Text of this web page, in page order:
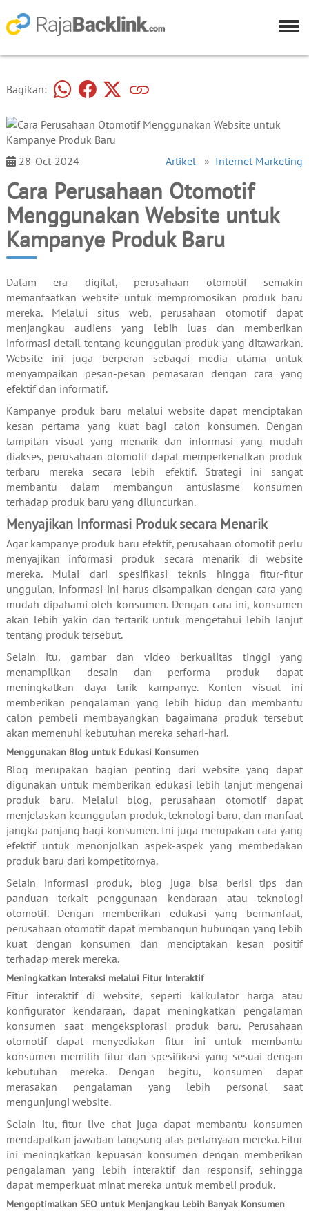
Bagikan:
28-Oct-2024 Artikel » Internet Marketing
Cara Perusahaan Otomotif
Menggunakan Website untuk
Kampanye Produk Baru
Dalam era digital, perusahaan otomotif semakin
memanfaatkan website untuk mempromosikan produk baru
mereka. Melalui situs web, perusahaan otomotif dapat
menjangkau audiens yang lebih luas dan memberikan
informasi detail tentang keunggulan produk yang ditawarkan.
Website ini juga berperan sebagai media utama untuk
menyampaikan pesan-pesan pemasaran dengan cara yang
efektif dan informatif.
Kampanye produk baru melalui website dapat menciptakan
kesan pertama yang kuat bagi calon konsumen. Dengan
tampilan visual yang menarik dan informasi yang mudah
diakses, perusahaan otomotif dapat memperkenalkan produk
terbaru mereka secara lebih efektif. Strategi ini sangat
membantu dalam membangun antusiasme konsumen
terhadap produk baru yang diluncurkan.
Menyajikan Informasi Produk secara Menarik
Agar kampanye produk baru efektif, perusahaan otomotif perlu
menyajikan informasi produk secara menarik di website
mereka. Mulai dari spesifikasi teknis hingga fitur-fitur
unggulan, informasi ini harus disampaikan dengan cara yang
mudah dipahami oleh konsumen. Dengan cara ini, konsumen
akan lebih yakin dan tertarik untuk mengetahui lebih lanjut
tentang produk tersebut.
Selain itu, gambar dan video berkualitas tinggi yang
menampilkan desain dan performa produk dapat
meningkatkan daya tarik kampanye. Konten visual ini
memberikan pengalaman yang lebih hidup dan membantu
calon pembeli membayangkan bagaimana produk tersebut
akan memenuhi kebutuhan mereka sehari-hari.
Menggunakan Blog untuk Edukasi Konsumen
Blog merupakan bagian penting dari website yang dapat
digunakan untuk memberikan edukasi lebih lanjut mengenai
produk baru. Melalui blog, perusahaan otomotif dapat
menjelaskan keunggulan produk, teknologi baru, dan manfaat
jangka panjang bagi konsumen. Ini juga merupakan cara yang
efektif untuk menonjolkan aspek-aspek yang membedakan
produk baru dari kompetitornya.
Selain informasi produk, blog juga bisa berisi tips dan
panduan terkait penggunaan kendaraan atau teknologi
otomotif. Dengan memberikan edukasi yang bermanfaat,
perusahaan otomotif dapat membangun hubungan yang lebih
kuat dengan konsumen dan menciptakan kesan positif
terhadap merek mereka.
Meningkatkan Interaksi melalui Fitur Interaktif
Fitur interaktif di website, seperti kalkulator harga atau
konfigurator kendaraan, dapat meningkatkan pengalaman
konsumen saat mengeksplorasi produk baru. Perusahaan
otomotif dapat menyediakan fitur ini untuk membantu
konsumen memilih fitur dan spesifikasi yang sesuai dengan
kebutuhan mereka. Dengan begitu, konsumen dapat
merasakan pengalaman yang lebih personal saat
mengunjungi website.
Selain itu, fitur live chat juga dapat membantu konsumen
mendapatkan jawaban langsung atas pertanyaan mereka. Fitur
ini meningkatkan kepuasan konsumen dengan memberikan
pengalaman yang lebih interaktif dan responsif, sehingga
dapat memperkuat minat mereka untuk membeli produk.
Mengoptimalkan SEO untuk Menjangkau Lebih Banyak Konsumen